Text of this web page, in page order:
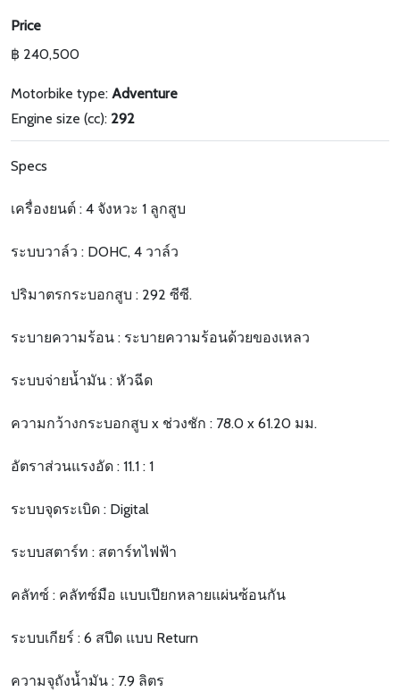
Price
฿ 240,500
Motorbike type: Adventure
Engine size (cc): 292
Specs
เครื่องยนต์ : 4 จังหวะ 1 ลูกสูบ
ระบบวาล์ว : DOHC, 4 วาล์ว
ปริมาตรกระบอกสูบ : 292 ซีซี.
ระบายความร้อน : ระบายความร้อนด้วยของเหลว
ระบบจ่ายน้ำมัน : หัวฉีด
ความกว้างกระบอกสูบ x ช่วงชัก : 78.0 x 61.20 มม.
อัตราส่วนแรงอัด : 11.1 : 1
ระบบจุดระเบิด : Digital
ระบบสตาร์ท : สตาร์ทไฟฟ้า
คลัทซ์ : คลัทซ์มือ แบบเปียกหลายแผ่นซ้อนกัน
ระบบเกียร์ : 6 สปีด แบบ Return
ความจุถังน้ำมัน : 7.9 ลิตร